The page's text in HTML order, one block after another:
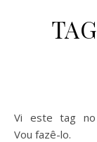
Vi este tag
Vou fazê-lo.